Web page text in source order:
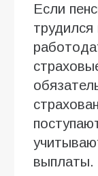
Если
трудился
выплаты.